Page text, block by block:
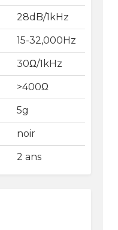
28dB/1kHz
15-32,000Hz
30Ω/1kHz
>400Ω
5g
noir
2 ans